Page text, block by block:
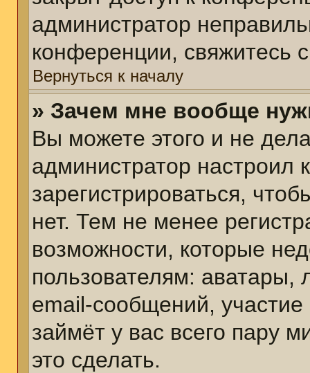
администратор
конференции, свяжитесь
Вернуться к началу
» Зачем мне вообще
Вы можете этого и не
администратор
зарегистрироваться,
нет. Тем не менее
возможности, которые
пользователям: аватары,
email-сообщений, участие
займёт у вас всего пару
это сделать.